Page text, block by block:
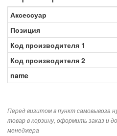
Аксессуар
Позиция
Код производителя 1
Код производителя 2
name
Перед визитом в пункт самовывоза
товар в корзину, оформить заказ и
менеджера